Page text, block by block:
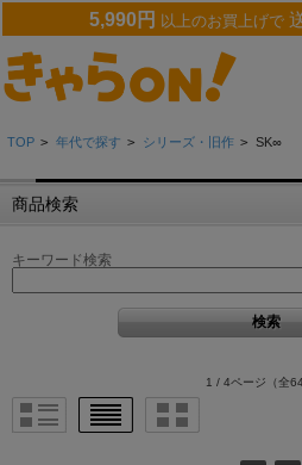
5,990円 以上のお買上げで
TOP > 年代で探す > シリーズ・旧作 > SK∞
商品検索
キーワード検索
1 / 4ページ （全